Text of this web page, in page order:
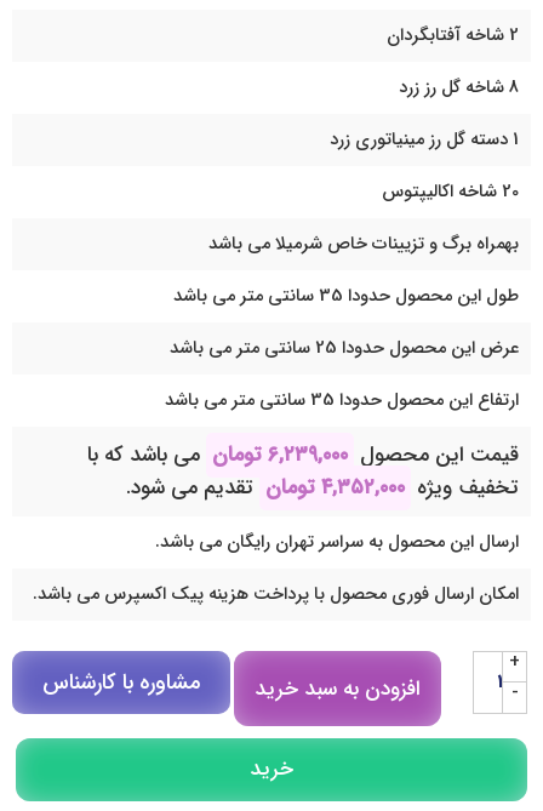
2 شاخه آفتابگردان
8 شاخه گل رز زرد
1 دسته گل رز مینیاتوری زرد
20 شاخه اکالیپتوس
بهمراه برگ و تزیینات خاص شرمیلا می باشد
طول این محصول حدودا 35 سانتی متر می باشد
عرض این محصول حدودا 25 سانتی متر می باشد
ارتفاع این محصول حدودا 35 سانتی متر می باشد
قیمت این محصول ۶,۲۳۹,۰۰۰تومان می باشد که با
تخفیف ویژه ۴,۳۵۲,۰۰۰تومان تقدیم می شود.
ارسال این محصول به سراسر تهران رایگان می باشد.
امکان ارسال فوری محصول با پرداخت هزینه پیک اکسپرس می باشد.
+
-
افزودن به سبد خرید مشاوره با کارشناس
مشاوره در روبیکا
تلگرام
خرید